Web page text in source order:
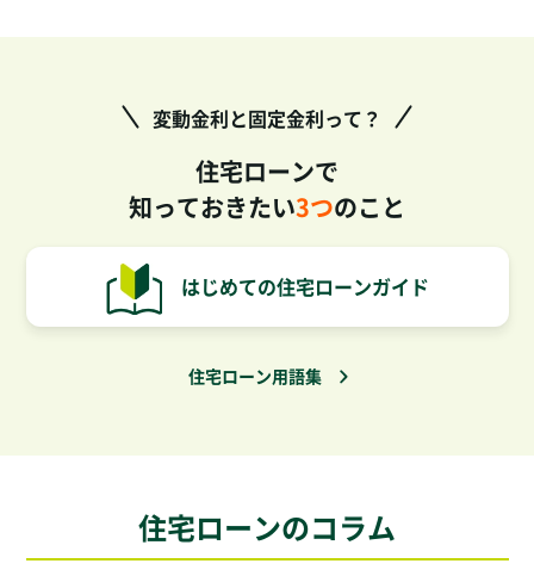
変動金利と固定金利って？
住宅ローンで
知っておきたい3つのこと
はじめての住宅ローンガイド
住宅ローン用語集
住宅ローンのコラム